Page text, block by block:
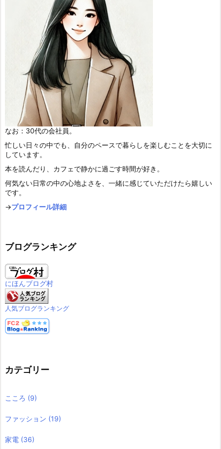
なお：30代の会社員。
忙しい日々の中でも、自分のペースで暮らしを楽しむことを大切に
しています。
本を読んだり、カフェで静かに過ごす時間が好き。
何気ない日常の中の心地よさを、一緒に感じていただけたら嬉しい
です。
→プロフィール詳細
ブログランキング
にほんブログ村
人気ブログランキング
カテゴリー
こころ (9)
ファッション (19)
家電 (36)